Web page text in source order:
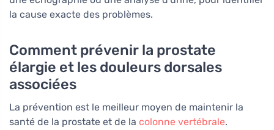
la cause exacte des problèmes.
Comment prévenir la prostate
élargie et les douleurs dorsales
associées
La prévention est le meilleur moyen de maintenir la
santé de la prostate et de la colonne vertébrale.